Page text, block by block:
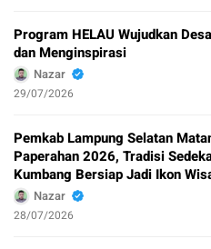
Program HELAU Wujudkan
dan Menginspirasi
Nazar
29/07/2026
Pemkab Lampung Selatan
Paperahan 2026, Tradisi
Kumbang Bersiap Jadi Ikon
Nazar
28/07/2026